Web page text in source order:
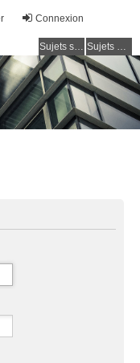
Connexion
Sujets sans réponse Sujets actifs